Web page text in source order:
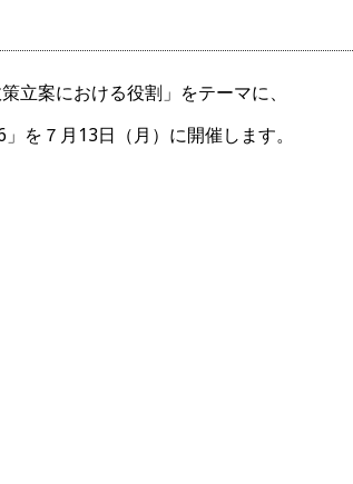
立案における役割」をテーマに、
を７月13日（月）に開催します。